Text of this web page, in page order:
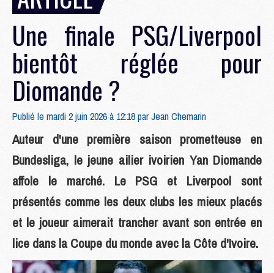
Une finale PSG/Liverpool
bientôt réglée pour
Diomande ?
Publié le mardi 2 juin 2026 à 12:18 parJean Chemarin
Auteur d'une première saison prometteuse en
Bundesliga, le jeune ailier ivoirien Yan Diomande
affole le marché. Le PSG et Liverpool sont
présentés comme les deux clubs les mieux placés
et le joueur aimerait trancher avant son entrée en
lice dans la Coupe du monde avec la Côte d'Ivoire.